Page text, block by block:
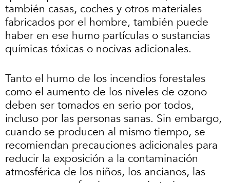
también casas, coches y otros materiales
fabricados por el hombre, también puede
haber en ese humo partículas o sustancias
químicas tóxicas o nocivas adicionales.
Tanto el humo de los incendios forestales
como el aumento de los niveles de ozono
deben ser tomados en serio por todos,
incluso por las personas sanas. Sin embargo,
cuando se producen al mismo tiempo, se
recomiendan precauciones adicionales para
reducir la exposición a la contaminación
atmosférica de los niños, los ancianos, las